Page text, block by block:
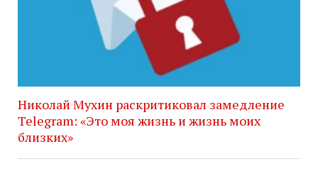
Николай Мухин раскритиковал замедление
Telegram: «Это моя жизнь и жизнь моих
близких»